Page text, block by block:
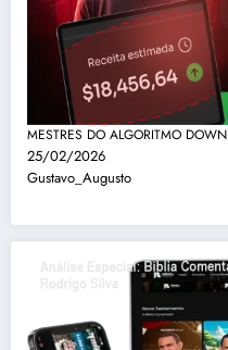
MESTRES DO ALGORITMO
25/02/2026
Gustavo_Augusto